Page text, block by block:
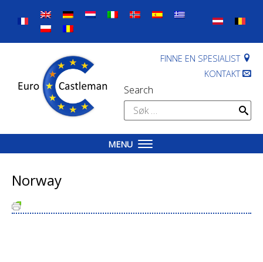
content
FINNE EN SPESIALIST
KONTAKT
Search
Søk
etter:
MENU
Norway